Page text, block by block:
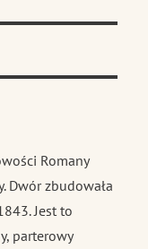
Romany
Dwór zbudowała
Jest to
parterowy